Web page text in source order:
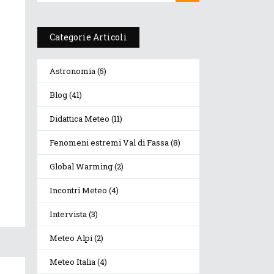
Categorie Articoli
Astronomia(5)
Blog(41)
Didattica Meteo (11)
Fenomeni estremi Val di Fassa(8)
Global Warming(2)
Incontri Meteo (4)
Intervista(3)
Meteo Alpi(2)
Meteo Italia(4)